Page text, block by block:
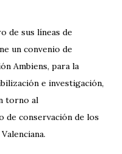
de sus líneas de
un convenio de
Ambiens, para la
e investigación,
torno al
de conservación de los